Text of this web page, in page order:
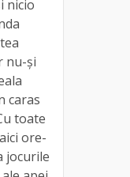
nicio
nu-și
caras
toate
ore-
jocurile